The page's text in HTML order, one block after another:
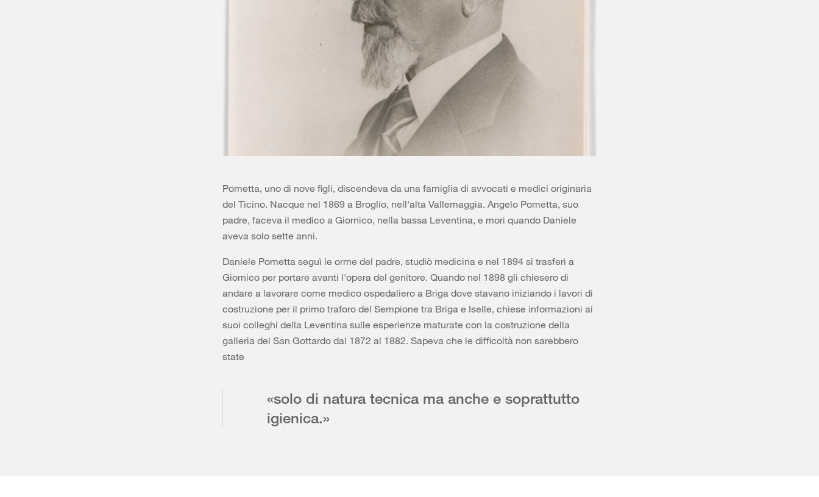
Pometta, uno di nove figli, discendeva da una famiglia di avvocati e medici originaria
del Ticino. Nacque nel 1869 a Broglio, nell'alta Vallemaggia. Angelo Pometta, suo
padre, faceva il medico a Giornico, nella bassa Leventina, e morì quando Daniele
aveva solo sette anni.
Daniele Pometta seguì le orme del padre, studiò medicina e nel 1894 si trasferì a
Giornico per portare avanti l'opera del genitore. Quando nel 1898 gli chiesero di
andare a lavorare come medico ospedaliero a Briga dove stavano iniziando i lavori di
costruzione per il primo traforo del Sempione tra Briga e Iselle, chiese informazioni ai
suoi colleghi della Leventina sulle esperienze maturate con la costruzione della
galleria del San Gottardo dal 1872 al 1882. Sapeva che le difficoltà non sarebbero
state
«solo di natura tecnica ma anche e soprattutto
igienica.»